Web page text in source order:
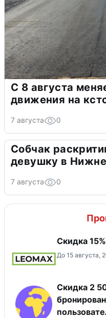
С 8 августа
движения на
7 августа 0
Собчак
девушку в
7 августа 0
Скидка 15%
До 15 августа,
Скидка 2